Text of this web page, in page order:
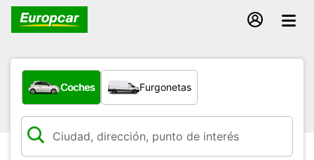
¿Qué tipo de vehículo?
Coches Furgonetas